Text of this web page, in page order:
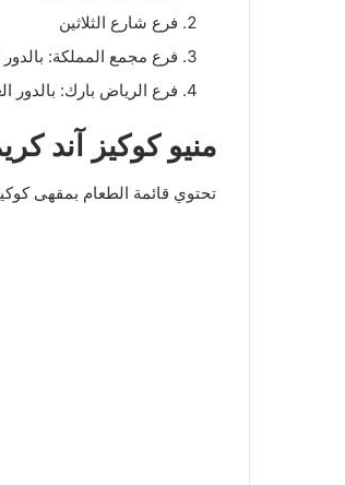
فرع شارع الثلاثين
فرع مجمع المملكة:
فرع الرياض بارك: بالدور
منيو كوكيز آند
تحتوي قائمة الطعام بمقهى